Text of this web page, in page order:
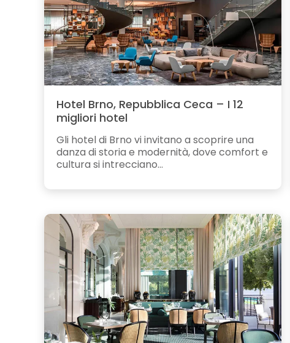
Hotel Brno, Repubblica Ceca – I 12
migliori hotel
Gli hotel di Brno vi invitano a scoprire una
danza di storia e modernità, dove comfort e
cultura si intrecciano...